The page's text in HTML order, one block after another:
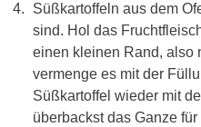
Süßkartoffeln aus dem
sind. Hol das
einen kleinen Rand, also
vermenge es mit der
Süßkartoffel wieder mit
überbackst das Ganze